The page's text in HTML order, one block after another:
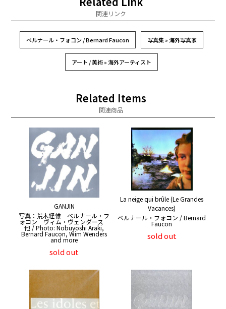
関連リンク
ベルナール・フォコン / Bernard Faucon 写真集 » 海外写真家
アート / 美術 » 海外アーティスト
Related Items
関連商品
GANJIN
写真：荒木経惟 ベルナール・フ
ォコン ヴィム・ヴェンダース
他 / Photo: Nobuyoshi Araki,
Bernard Faucon, Wim Wenders
and more
sold out
La neige qui brûle (Le Grandes
Vacances)
ベルナール・フォコン / Bernard
Faucon
sold out